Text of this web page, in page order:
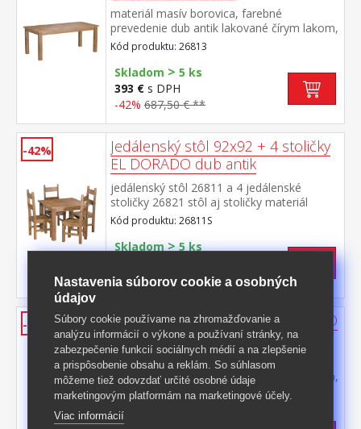
materiál masív borovica, farebné
prevedenie dub antik lakované čírym lakom,
vlis drevenej štruktúry súčasť zostavy EL
DORADO
Kód produktu: 26813
Skladom > 5 ks
393 € s DPH
-42% 687,50 € **
-42%
Jedálenský stôl 92x92 + 4 stoličky
EL DORADO dub antik
jedálenský stôl 26811 a 4 jedálenské
stoličky 26821 stôl aj stoličky materiál
masív borovica, farebné prevedenie dub
antik lakované čírym lakom, vlis drevenej
štruktúry rozmer stola (š/h/v) 92 × 92 × 76
cm súčasť zostavy EL DORADO
Kód produktu: 26811S
Skladom>5 ks
-42% 929 € **
-40%
Jedálenský stôl 92x92 EL DORADO
dub antik
materiál masív borovica, farebné
prevedenie dub antik lakované čírym lakom,
vlis drevenej štruktúry súčasť zostavy EL
DORADO
Kód produktu: 26811
Skladom
Nastavenia súborov cookie a osobných
údajov
Súbory cookie používame na zhromažďovanie a
analýzu informácií o výkone a používaní stránky, na
zabezpečenie funkcií sociálnych médií a na zlepšenie
a prispôsobenie obsahu a reklám. So súhlasom
môžeme tiež odovzdať určité osobné údaje
marketingovým platformám na marketingové účely.
Viac informácií